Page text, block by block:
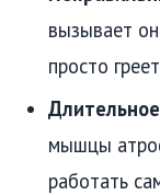
вызывает
просто
мышцы
работать